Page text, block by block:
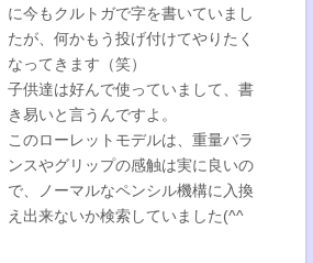
に今もクルトガで字を書いていまし
たが、何かもう投げ付けてやりたく
なってきます（笑）
子供達は好んで使っていまして、書
き易いと言うんですよ。
このローレットモデルは、重量バラ
ンスやグリップの感触は実に良いの
で、ノーマルなペンシル機構に入換
え出来ないか検索していました(^^